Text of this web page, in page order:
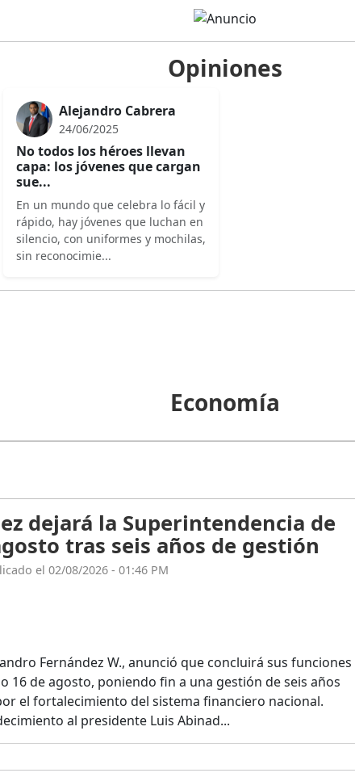
Opiniones
Alejandro Cabrera
24/06/2025
No todos los héroes llevan
capa: los jóvenes que cargan
sue...
En un mundo que celebra lo fácil y
rápido, hay jóvenes que luchan en
silencio, con uniformes y mochilas,
sin reconocimie...
Economía
dejará la Superintendencia de
tras seis años de gestión
el 02/08/2026 - 01:46 PM
Fernández W., anunció que concluirá sus funciones
16 de agosto, poniendo fin a una gestión de seis años
el fortalecimiento del sistema financiero nacional.
al presidente Luis Abinad...